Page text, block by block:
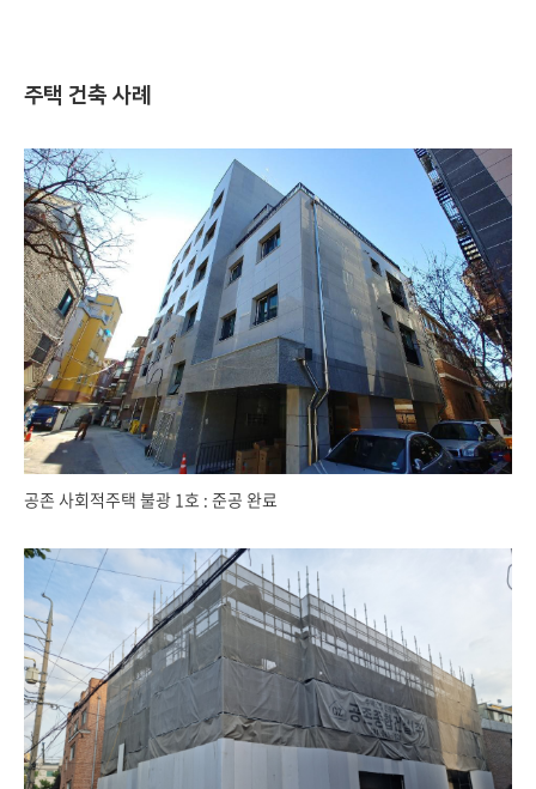
주택 건축 사례
공존 사회적주택 불광 1호 : 준공 완료